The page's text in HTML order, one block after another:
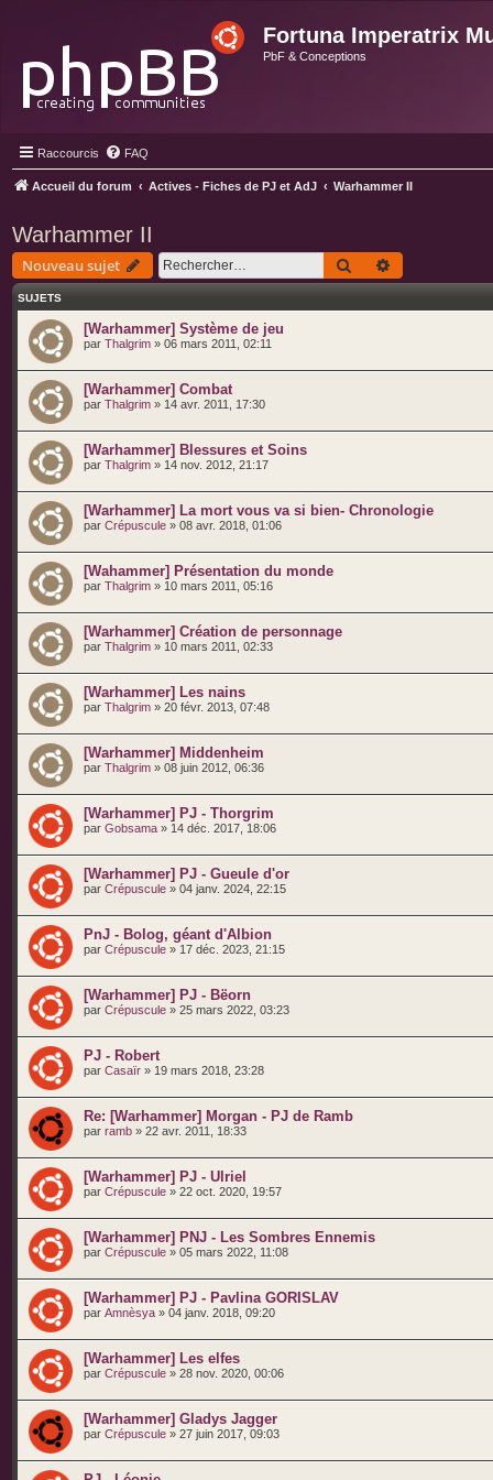
Fortuna Imperatrix
PbF & Conceptions
Raccourcis FAQ
Accueil du forum Actives - Fiches de PJ et AdJ Warhammer II
Warhammer II
Nouveau sujet Rechercher
SUJETS
[Warhammer] Système de jeu
par Thalgrim » 06 mars 2011, 02:11
[Warhammer] Combat
par Thalgrim » 14 avr. 2011, 17:30
[Warhammer] Blessures et Soins
par Thalgrim » 14 nov. 2012, 21:17
[Warhammer] La mort vous va si bien- Chronologie
par Crépuscule » 08 avr. 2018, 01:06
[Wahammer] Présentation du monde
par Thalgrim » 10 mars 2011, 05:16
[Warhammer] Création de personnage
par Thalgrim » 10 mars 2011, 02:33
[Warhammer] Les nains
par Thalgrim » 20 févr. 2013, 07:48
[Warhammer] Middenheim
par Thalgrim » 08 juin 2012, 06:36
[Warhammer] PJ - Thorgrim
par Gobsama » 14 déc. 2017, 18:06
[Warhammer] PJ - Gueule d'or
par Crépuscule » 04 janv. 2024, 22:15
PnJ - Bolog, géant d'Albion
par Crépuscule » 17 déc. 2023, 21:15
[Warhammer] PJ - Bëorn
par Crépuscule » 25 mars 2022, 03:23
PJ - Robert
par Casaïr » 19 mars 2018, 23:28
Re: [Warhammer] Morgan - PJ de Ramb
par ramb » 22 avr. 2011, 18:33
[Warhammer] PJ - Ulriel
par Crépuscule » 22 oct. 2020, 19:57
[Warhammer] PNJ - Les Sombres Ennemis
par Crépuscule » 05 mars 2022, 11:08
[Warhammer] PJ - Pavlina GORISLAV
par Amnèsya » 04 janv. 2018, 09:20
[Warhammer] Les elfes
par Crépuscule » 28 nov. 2020, 00:06
[Warhammer] Gladys Jagger
par Crépuscule » 27 juin 2017, 09:03